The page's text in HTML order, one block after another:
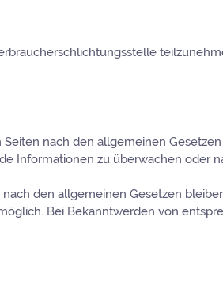
nach den allgemeinen
Informationen zu überwachen oder
den allgemeinen Gesetzen
Bei Bekanntwerden von